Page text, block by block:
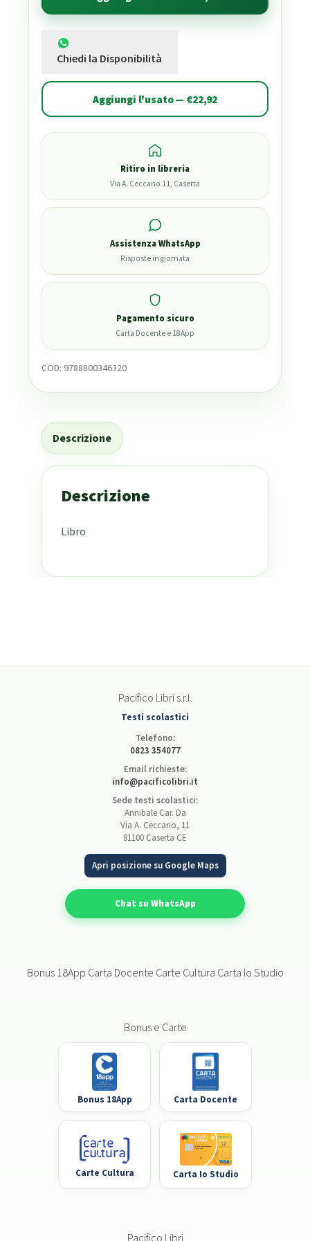
Chiedi la Disponibilità
Aggiungi l'usato — €22,92
Ritiro in libreria
Via A. Ceccano 11, Caserta
Assistenza WhatsApp
Risposte in giornata
Pagamento sicuro
Carta Docente e 18App
COD: 9788800346320
Descrizione
Descrizione
Libro
Pacifico Libri s.r.l.
Testi scolastici
Telefono:
0823 354077
Email richieste:
info@pacificolibri.it
Sede testi scolastici:
Annibale Car. Da
Via A. Ceccano, 11
81100 Caserta CE
Apri posizione su Google Maps
Chat su WhatsApp
Bonus 18App Carta Docente Carte Cultura Carta Io Studio
Bonus e Carte
Bonus 18App Carta Docente
Carte Cultura Carta Io Studio
Pacifico Libri